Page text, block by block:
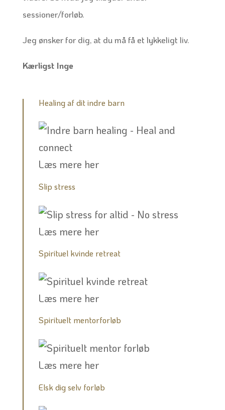
sessioner/forløb.
Jeg ønsker for dig, at du må få et lykkeligt liv.
Kærligst Inge
Healing af dit indre barn
Læs mere her
Slip stress
Læs mere her
Spirituel kvinde retreat
Læs mere her
Spirituelt mentorforløb
Læs mere her
Elsk dig selv forløb